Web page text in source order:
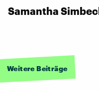
Samantha
Weitere Beiträge